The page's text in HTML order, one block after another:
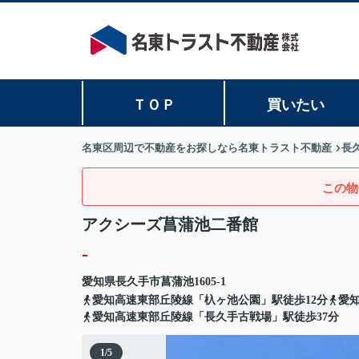
ＴＯＰ 買いたい
名東区周辺で不動産をお探しなら名東トラスト不動産 長
この
アクシーズ菖蒲池二番館
-
愛知県長久手市菖蒲池1605-1
愛知高速東部丘陵線「杁ヶ池公園」駅徒歩12分
愛
愛知高速東部丘陵線「長久手古戦場」駅徒歩37分
1/5